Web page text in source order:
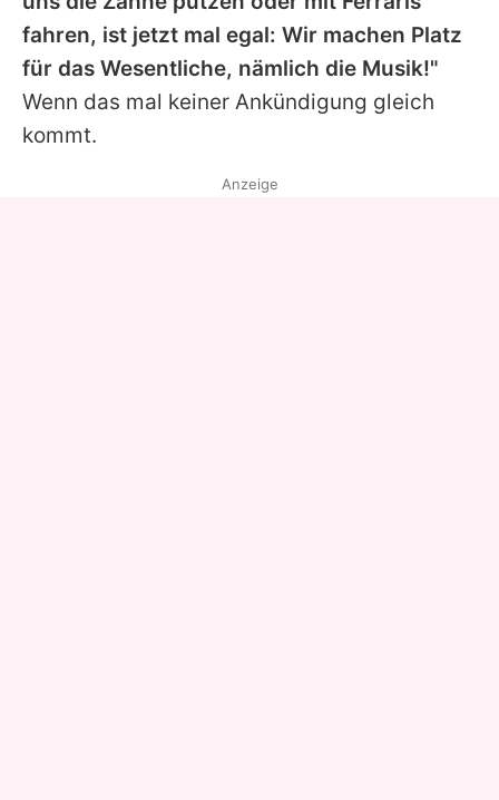
fahren, ist jetzt mal egal: Wir machen Platz
für das Wesentliche, nämlich die Musik!"
Wenn das mal keiner Ankündigung gleich
kommt.
Anzeige